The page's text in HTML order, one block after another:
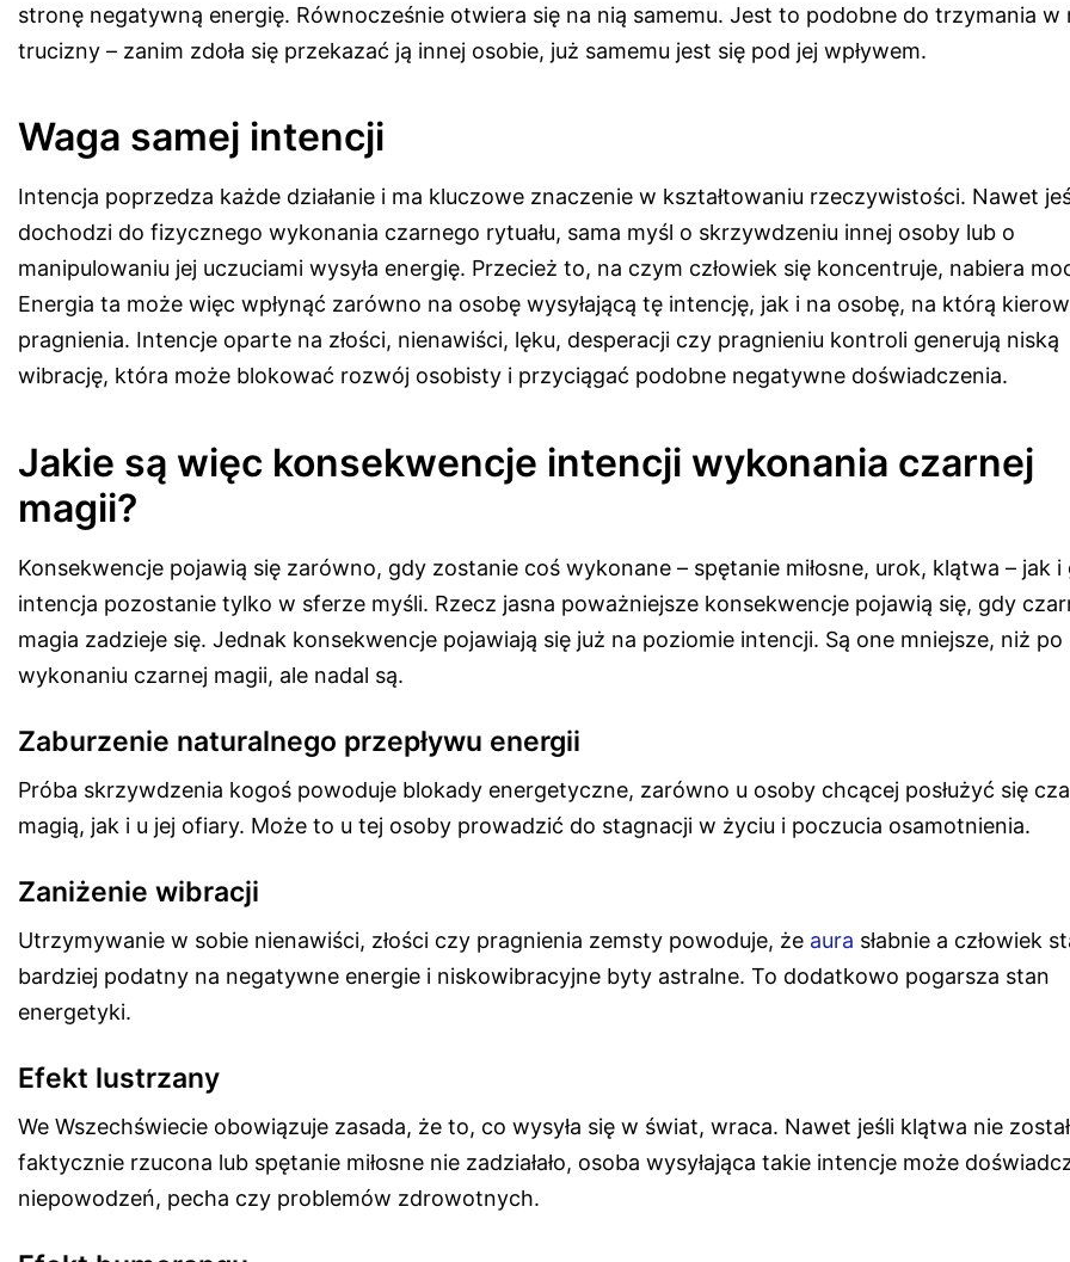
stronę negatywną energię. Równocześnie otwiera się na nią samemu. Jest to podobne do trzymania w
trucizny – zanim zdoła się przekazać ją innej osobie, już samemu jest się pod jej wpływem.
Waga samej intencji
Intencja poprzedza każde działanie i ma kluczowe znaczenie w kształtowaniu rzeczywistości. Nawet
dochodzi do fizycznego wykonania czarnego rytuału, sama myśl o skrzywdzeniu innej osoby lub o
manipulowaniu jej uczuciami wysyła energię. Przecież to, na czym człowiek się koncentruje, nabiera
Energia ta może więc wpłynąć zarówno na osobę wysyłającą tę intencję, jak i na osobę, na którą
pragnienia. Intencje oparte na złości, nienawiści, lęku, desperacji czy pragnieniu kontroli generują niską
wibrację, która może blokować rozwój osobisty i przyciągać podobne negatywne doświadczenia.
Jakie są więc konsekwencje intencji wykonania czarnej
magii?
Konsekwencje pojawią się zarówno, gdy zostanie coś wykonane – spętanie miłosne, urok, klątwa – jak i
intencja pozostanie tylko w sferze myśli. Rzecz jasna poważniejsze konsekwencje pojawią się, gdy
magia zadzieje się. Jednak konsekwencje pojawiają się już na poziomie intencji. Są one mniejsze, niż po
wykonaniu czarnej magii, ale nadal są.
Zaburzenie naturalnego przepływu energii
Próba skrzywdzenia kogoś powoduje blokady energetyczne, zarówno u osoby chcącej posłużyć się
magią, jak i u jej ofiary. Może to u tej osoby prowadzić do stagnacji w życiu i poczucia osamotnienia.
Zaniżenie wibracji
Utrzymywanie w sobie nienawiści, złości czy pragnienia zemsty powoduje, że aura słabnie a człowiek
bardziej podatny na negatywne energie i niskowibracyjne byty astralne. To dodatkowo pogarsza stan
energetyki.
Efekt lustrzany
We Wszechświecie obowiązuje zasada, że to, co wysyła się w świat, wraca. Nawet jeśli klątwa nie
faktycznie rzucona lub spętanie miłosne nie zadziałało, osoba wysyłająca takie intencje może
niepowodzeń, pecha czy problemów zdrowotnych.